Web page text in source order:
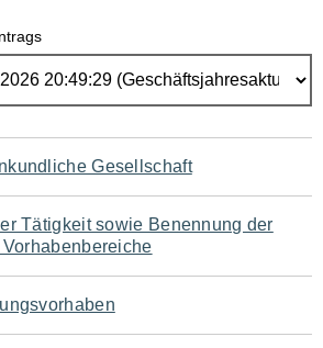
Gesellschaft
Tätigkeit sowie Benennung der
Vorhabenbereiche